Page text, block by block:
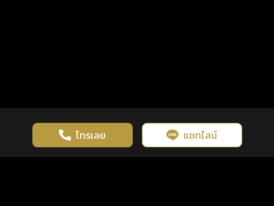
โทรเลย แชทไลน์
เว็บไซต์นี้มีการใช้งานคุกกี้ เพื่อเพิ่มประสิทธิภาพและประสบการณ์ที่ดี
ในการใช้งานเว็บไซต์ นโยบายความเป็นส่วนตัว
รู้ก่อน พร้อมกว่า ทุกจังหวะชีวิต คลิกดูดวงฟรี